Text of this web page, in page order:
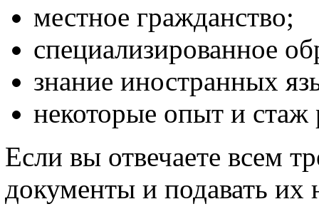
местное гражданство;
специализированное
знание иностранных
некоторые опыт и стаж
Если вы отвечаете всем
документы и подавать их